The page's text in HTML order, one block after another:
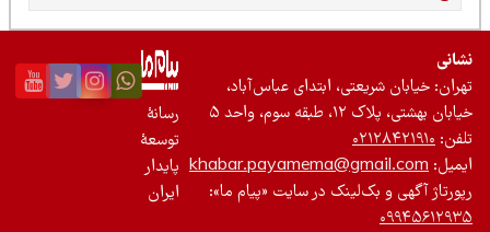
خیابان شریعتی، ابتدای عباس‌آباد،
بهشتی، پلاک ۱۲، طبقه سوم، واحد ۵
۰۲۱۲۸۴۲۱۹۱۰
khabar.payamema@gmail.com
آگهی و بک‌لینک در سایت «پیام ما»:
رسانۀ
توسعۀ
پایدار
ایران